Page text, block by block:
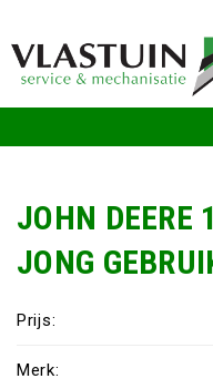
JOHN DEERE
JONG
Prijs:
Merk: